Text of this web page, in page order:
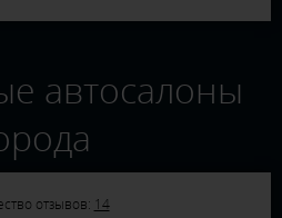
автосалоны
отзывов: 14